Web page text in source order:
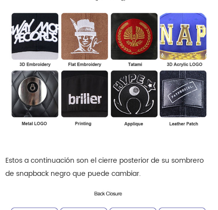
Estos a continuación son el cierre posterior de su sombrero
de snapback negro que puede cambiar.